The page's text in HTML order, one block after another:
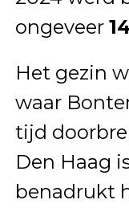
ongeveer
Het gezin
waar
tijd
Den Haag
benadrukt